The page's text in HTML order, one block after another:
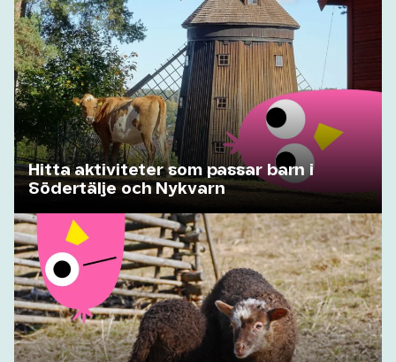
Hitta aktiviteter som passar barn i
Södertälje och Nykvarn